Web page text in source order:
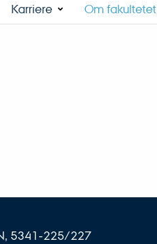
Karriere Om fakultetet
5341-225/227